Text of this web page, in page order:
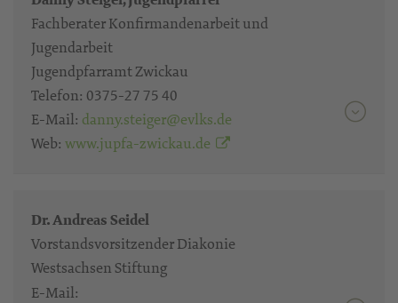
Fachberater Konfirmandenarbeit und
Jugendarbeit
Jugendpfarramt Zwickau
Telefon: 0375-27 75 40
E-Mail: danny.steiger@evlks.de
Web: www.jupfa-zwickau.de
Dr. Andreas Seidel
Vorstandsvorsitzender Diakonie
Westsachsen Stiftung
E-Mail: